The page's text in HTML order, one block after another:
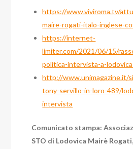
https://www.viviroma.tv/
maire-rogati-italo-inglese-
https://internet-
limiter.com/2021/06/15/
politica-intervista-a-
http://www.unimagazine.it/
tony-servillo-in-loro-489/
intervista
Comunicato stampa:
STO di Lodovica Mairè